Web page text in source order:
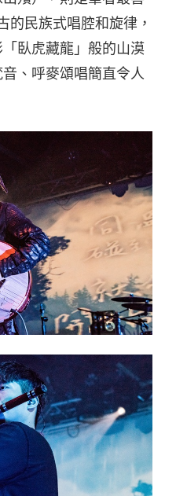
的民族式唱腔和旋律，
臥虎藏龍」般的山漠
、呼麥頌唱簡直令人